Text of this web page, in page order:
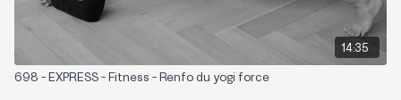
14:35
698 - EXPRESS - Fitness - Renfo du yogi force